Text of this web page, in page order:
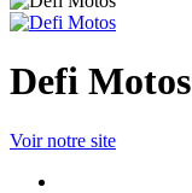
Defi Motos
Voir notre site